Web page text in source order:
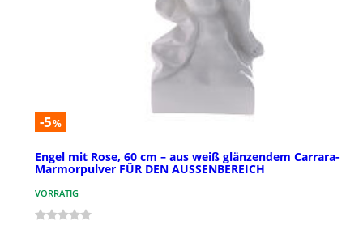
-5%
Engel mit Rose, 60 cm – aus weiß glänzendem Carrara-
Marmorpulver FÜR DEN AUSSENBEREICH
VORRÄTIG